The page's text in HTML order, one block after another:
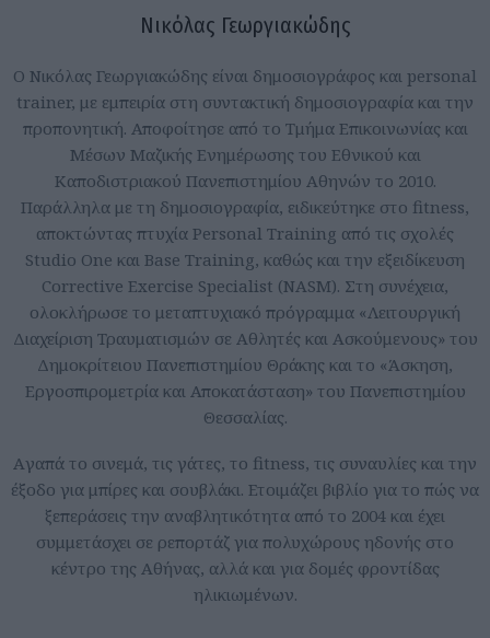
Νικόλας Γεωργιακώδης
Ο Νικόλας Γεωργιακώδης είναι δημοσιογράφος και personal
trainer, με εμπειρία στη συντακτική δημοσιογραφία και την
προπονητική. Αποφοίτησε από το Τμήμα Επικοινωνίας και
Μέσων Μαζικής Ενημέρωσης του Εθνικού και
Καποδιστριακού Πανεπιστημίου Αθηνών το 2010.
Παράλληλα με τη δημοσιογραφία, ειδικεύτηκε στο fitness,
αποκτώντας πτυχία Personal Training από τις σχολές
Studio One και Base Training, καθώς και την εξειδίκευση
Corrective Exercise Specialist (NASM). Στη συνέχεια,
ολοκλήρωσε το μεταπτυχιακό πρόγραμμα «Λειτουργική
Διαχείριση Τραυματισμών σε Αθλητές και Ασκούμενους» του
Δημοκρίτειου Πανεπιστημίου Θράκης και το «Άσκηση,
Εργοσπιρομετρία και Αποκατάσταση» του Πανεπιστημίου
Θεσσαλίας.
Aγαπά το σινεμά, τις γάτες, το fitness, τις συναυλίες και την
έξοδο για μπίρες και σουβλάκι. Ετοιμάζει βιβλίο για το πώς να
ξεπεράσεις την αναβλητικότητα από το 2004 και έχει
συμμετάσχει σε ρεπορτάζ για πολυχώρους ηδονής στο
κέντρο της Αθήνας, αλλά και για δομές φροντίδας
ηλικιωμένων.